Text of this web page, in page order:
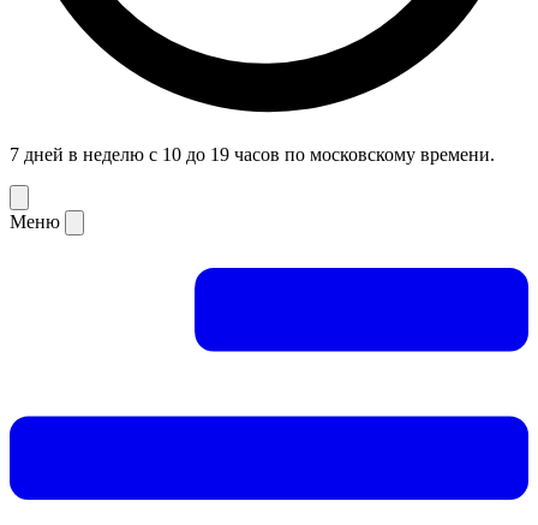
7 дней в неделю с 10 до 19 часов по московскому времени.
Меню